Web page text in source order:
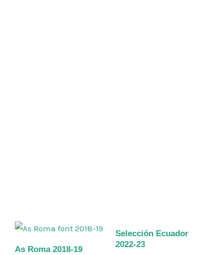
As Roma 2018-19
Selección Ecuador
2022-23